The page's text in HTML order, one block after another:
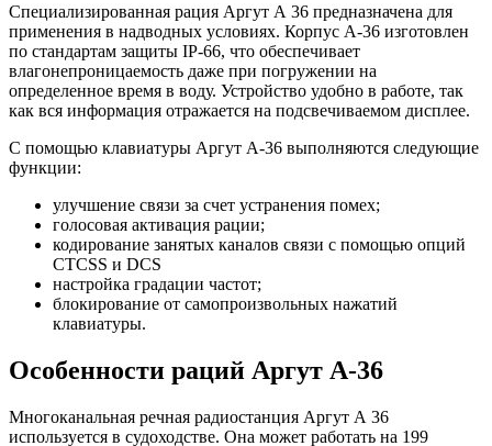
Специализированная рация Аргут А 36 предназначена для
применения в надводных условиях. Корпус А-36 изготовлен
по стандартам защиты IP-66, что обеспечивает
влагонепроницаемость даже при погружении на
определенное время в воду. Устройство удобно в работе, так
как вся информация отражается на подсвечиваемом дисплее.
С помощью клавиатуры Аргут А-36 выполняются следующие
функции:
улучшение связи за счет устранения помех;
голосовая активация рации;
кодирование занятых каналов связи с помощью опций
CTCSS и DCS
настройка градации частот;
блокирование от самопроизвольных нажатий
клавиатуры.
Особенности раций Аргут А-36
Многоканальная речная радиостанция Аргут А 36
используется в судоходстве. Она может работать на 199